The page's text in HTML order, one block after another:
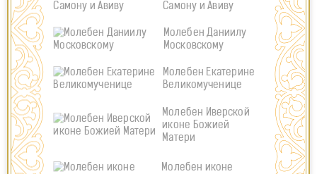
Самону и Авиву
Молебен Даниилу
Московскому
Молебен Екатерине
Великомученице
Молебен Иверской
иконе Божией
Матери
Молебен иконе